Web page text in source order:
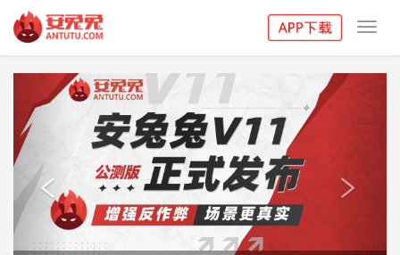

Previous
